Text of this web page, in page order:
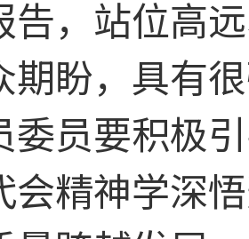
告，站位高
期盼，具有
委员要积极
会精神学深